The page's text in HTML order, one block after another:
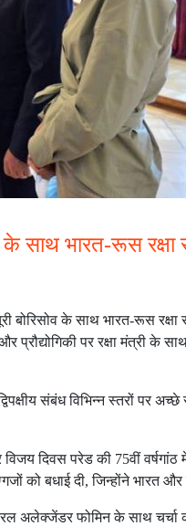
साथ भारत-रूस रक्षा
के साथ भारत-रूस रक्षा
पर रक्षा मंत्री के
संबंध विभिन्न स्तरों पर
दिवस परेड की 75वीं
बधाई दी, जिन्होंने भारत और
फोमिन के साथ चर्चा की।